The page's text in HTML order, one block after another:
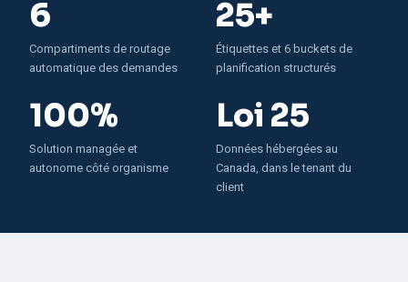
6
Compartiments de routage
automatique des demandes
25+
Étiquettes et 6 buckets de
planification structurés
100%
Solution managée et
autonome côté organisme
Loi 25
Données hébergées au
Canada, dans le tenant du
client